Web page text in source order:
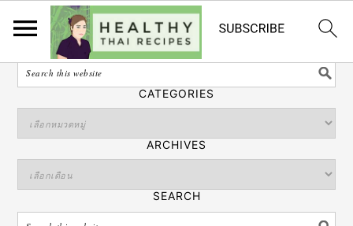
ไทย
SEARCH
CATEGORIES
ARCHIVES
SEARCH